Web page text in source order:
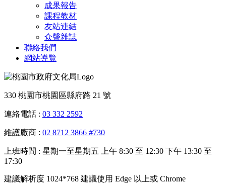
成果報告
課程教材
友站連結
众聲雜誌
聯絡我們
網站導覽
330 桃園市桃園區縣府路 21 號
連絡電話 : 03 332 2592
維護廠商 : 02 8712 3866 #730
上班時間 : 星期一至星期五 上午 8:30 至 12:30 下午 13:30 至
17:30
建議解析度 1024*768 建議使用 Edge 以上或 Chrome